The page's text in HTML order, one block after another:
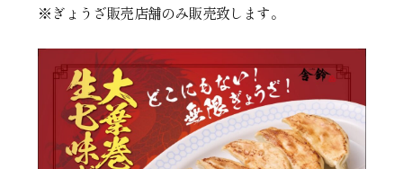
※ぎょうざ販売店舗のみ販売致します。